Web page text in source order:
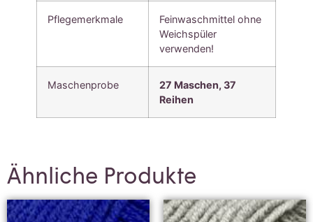
Pflegemerkmale
Feinwaschmittel ohne
Weichspüler
verwenden!
Maschenprobe
27 Maschen, 37
Reihen
Ähnliche Produkte